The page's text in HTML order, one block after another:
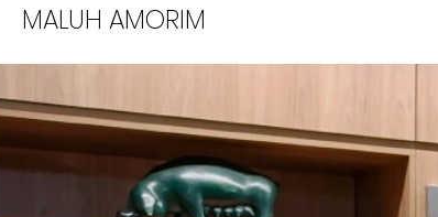
MALUH AMORIM